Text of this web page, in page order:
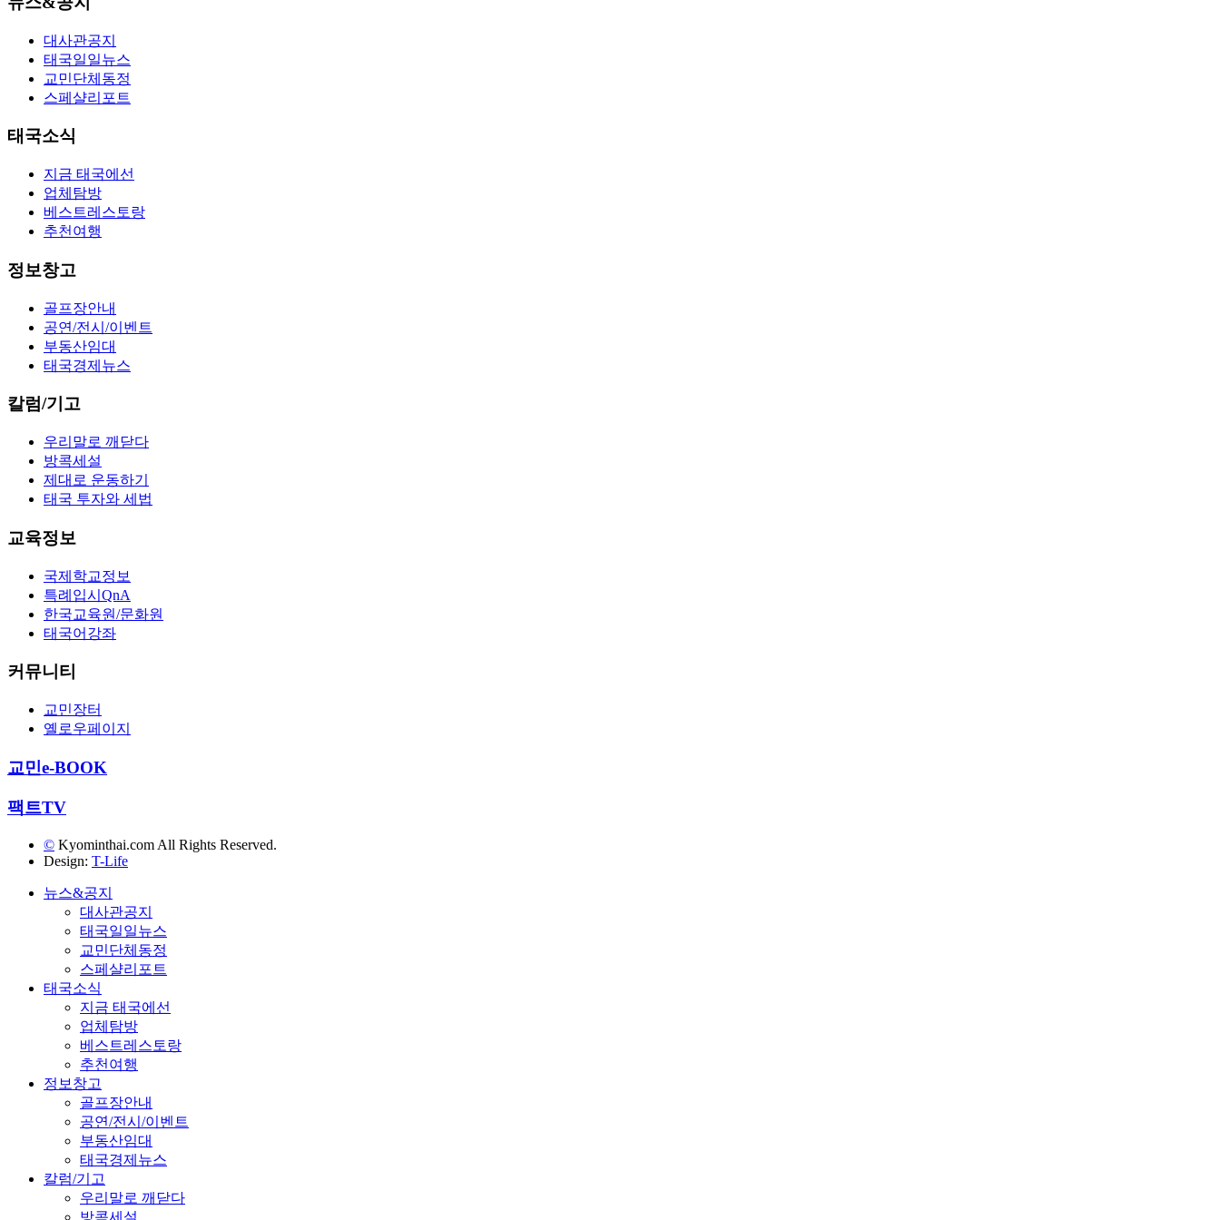
대사관공지
태국일일뉴스
교민단체동정
스페샬리포트
태국소식
지금 태국에선
업체탐방
베스트레스토랑
추천여행
정보창고
골프장안내
공연/전시/이벤트
부동산임대
태국경제뉴스
칼럼/기고
우리말로 깨닫다
방콕세설
제대로 운동하기
태국 투자와 세법
교육정보
국제학교정보
특례입시QnA
한국교육원/문화원
태국어강좌
커뮤니티
교민장터
옐로우페이지
교민e-BOOK
팩트TV
© Kyominthai.com All Rights Reserved.
Design: T-Life
뉴스&공지
대사관공지
태국일일뉴스
교민단체동정
스페샬리포트
태국소식
지금 태국에선
업체탐방
베스트레스토랑
추천여행
정보창고
골프장안내
공연/전시/이벤트
부동산임대
태국경제뉴스
칼럼/기고
우리말로 깨닫다
방콕세설